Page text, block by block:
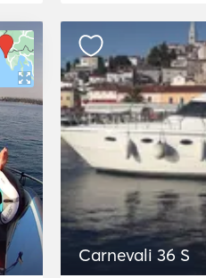
Carnevali 36 S